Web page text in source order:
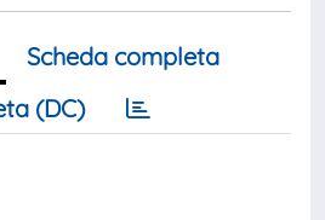
Scheda completa
(DC)